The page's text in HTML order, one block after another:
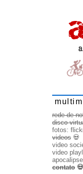
rede de
disco
fotos:
videos 💀
video
video
contato 💀